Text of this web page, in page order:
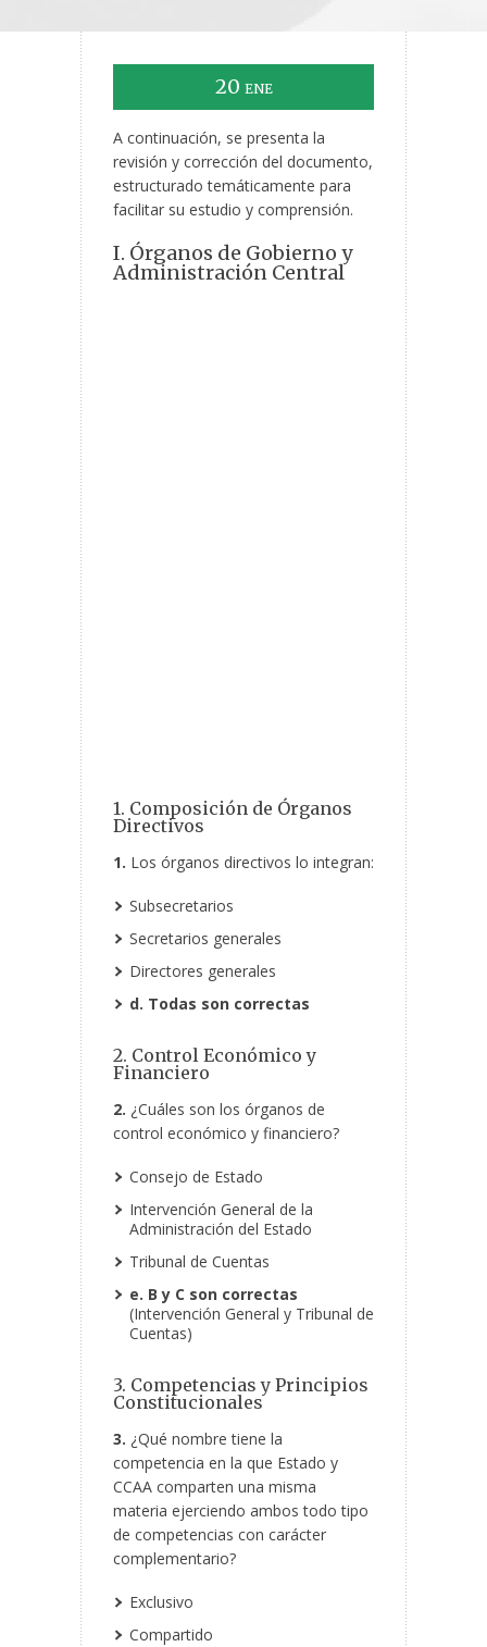
20 ENE
A continuación, se presenta la
revisión y corrección del documento,
estructurado temáticamente para
facilitar su estudio y comprensión.
I. Órganos de Gobierno y
Administración Central
1. Composición de Órganos
Directivos
1. Los órganos directivos lo integran:
Subsecretarios
Secretarios generales
Directores generales
d. Todas son correctas
2. Control Económico y
Financiero
2. ¿Cuáles son los órganos de
control económico y financiero?
Consejo de Estado
Intervención General de la
Administración del Estado
Tribunal de Cuentas
e. B y C son correctas
(Intervención General y Tribunal de
Cuentas)
3. Competencias y Principios
Constitucionales
3. ¿Qué nombre tiene la
competencia en la que Estado y
CCAA comparten una misma
materia ejerciendo ambos todo tipo
de competencias con carácter
complementario?
Exclusivo
Compartido